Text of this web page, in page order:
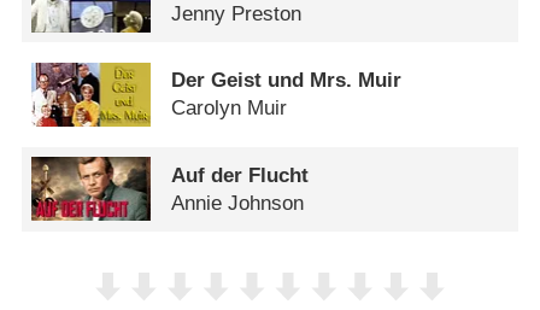
Jenny Preston
Der Geist und Mrs. Muir
Carolyn Muir
Auf der Flucht
Annie Johnson